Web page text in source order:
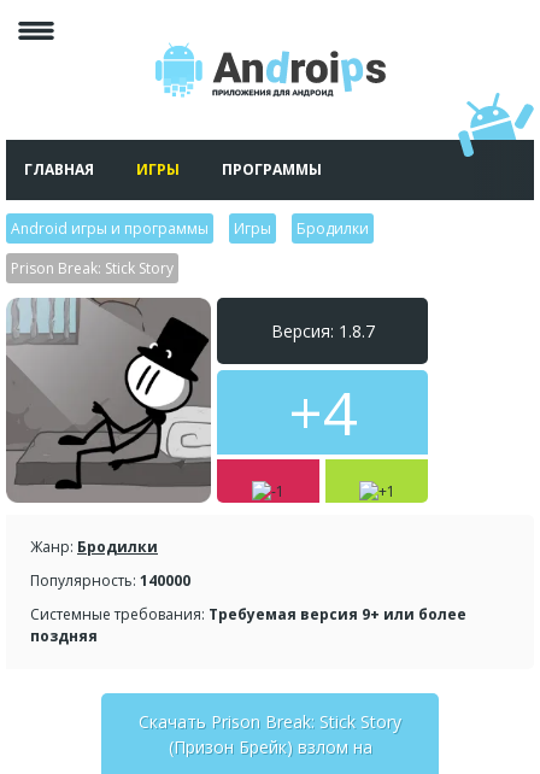
ГЛАВНАЯ ИГРЫ ПРОГРАММЫ
Android игры и программы Игры Бродилки
Prison Break: Stick Story
Версия: 1.8.7
+4
Жанр: Бродилки
Популярность: 140000
Системные требования: Требуемая версия 9+ или более
поздняя
Скачать Prison Break: Stick Story
(Призон Брейк) взлом на